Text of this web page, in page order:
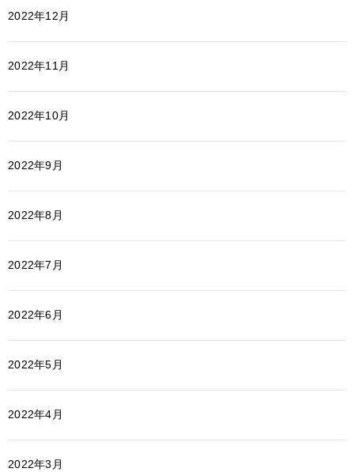
2022年12月
2022年11月
2022年10月
2022年9月
2022年8月
2022年7月
2022年6月
2022年5月
2022年4月
2022年3月